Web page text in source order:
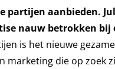
aanbieden.
nauw betrokken
is het nieuwe
marketing die op zoek